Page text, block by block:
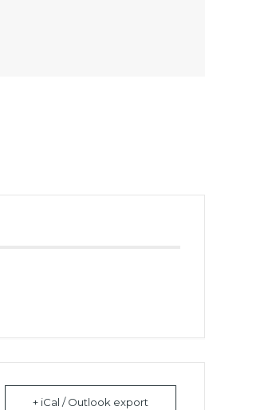
+ iCal / Outlook export